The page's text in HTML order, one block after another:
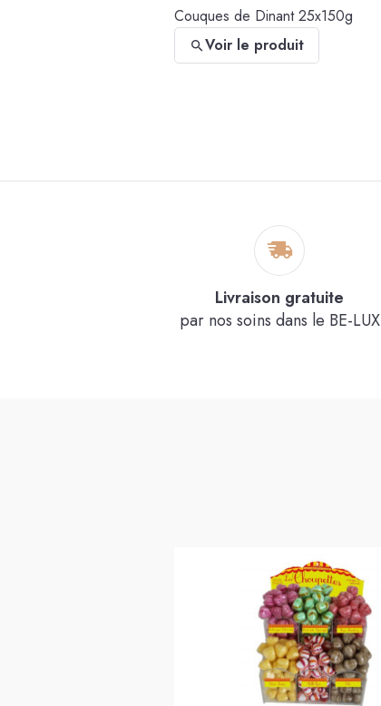
Voir le produit
Couques de Dinant 25x150g
Voir le produit
Parisiennes sans sucre 12x200g
Livraison gratuite
par nos soins dans le BE-LUX